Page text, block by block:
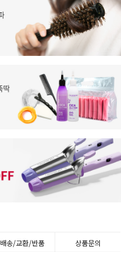
배송/교환/반품 상품문의